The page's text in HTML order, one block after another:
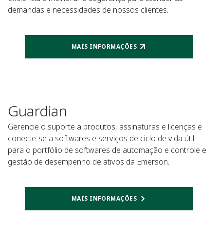
demandas e necessidades de nossos clientes.
MAIS INFORMAÇÕES
Guardian
Gerencie o suporte a produtos, assinaturas e licenças e
conecte-se a softwares e serviços de ciclo de vida útil
para o portfólio de softwares de automação e controle e
gestão de desempenho de ativos da Emerson.
MAIS INFORMAÇÕES